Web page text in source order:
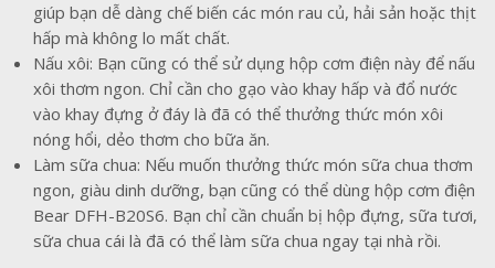
giúp bạn dễ dàng chế biến các món rau củ, hải sản hoặc thịt
hấp mà không lo mất chất.
Nấu xôi: Bạn cũng có thể sử dụng hộp cơm điện này để nấu
xôi thơm ngon. Chỉ cần cho gạo vào khay hấp và đổ nước
vào khay đựng ở đáy là đã có thể thưởng thức món xôi
nóng hổi, dẻo thơm cho bữa ăn.
Làm sữa chua: Nếu muốn thưởng thức món sữa chua thơm
ngon, giàu dinh dưỡng, bạn cũng có thể dùng hộp cơm điện
Bear DFH-B20S6. Bạn chỉ cần chuẩn bị hộp đựng, sữa tươi,
sữa chua cái là đã có thể làm sữa chua ngay tại nhà rồi.